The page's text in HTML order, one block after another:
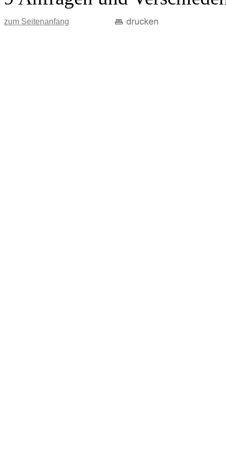
zum Seitenanfang